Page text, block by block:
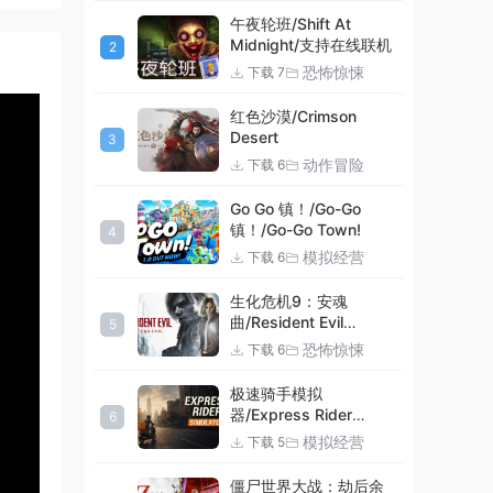
2
午夜轮班/Shift At
Midnight/支持在线联机
下载 7 恐怖惊悚
3
红色沙漠/Crimson
Desert
下载 6 动作冒险
4
Go Go 镇！/Go-Go
镇！/Go-Go Town!
下载 6 模拟经营
5
生化危机9：安魂
曲/Resident Evil
Requiem
下载 6 恐怖惊悚
6
极速骑手模拟
器/Express Rider
Simulator
下载 5 模拟经营
僵尸世界大战：劫后余